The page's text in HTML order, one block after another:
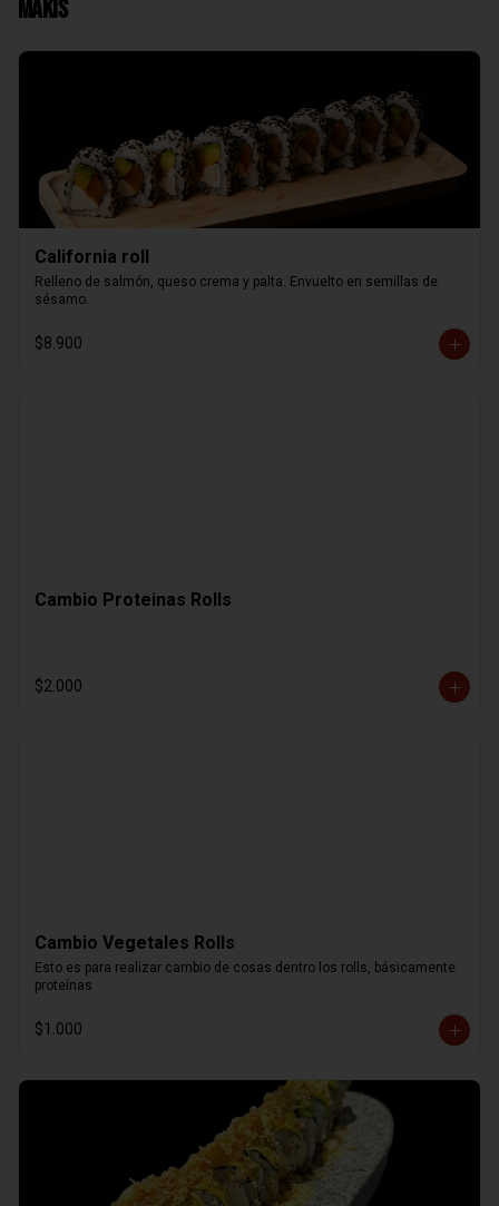
Makis
California roll
Relleno de salmón, queso crema y palta. Envuelto en semillas de
sésamo.
$8.900
Cambio Proteinas Rolls
$2.000
Cambio Vegetales Rolls
Esto es para realizar cambio de cosas dentro los rolls, básicamente
proteínas
$1.000